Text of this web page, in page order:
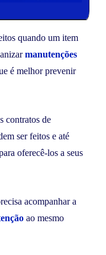
quando um item
manutenções
é melhor prevenir
contratos de
ser feitos e até
oferecê-los a seus
acompanhar a
ao mesmo